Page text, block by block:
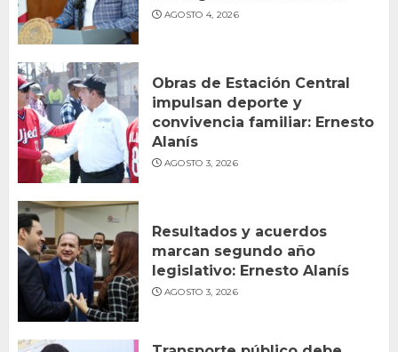
AGOSTO 4, 2026
Obras de Estación Central
impulsan deporte y
convivencia familiar: Ernesto
Alanís
AGOSTO 3, 2026
Resultados y acuerdos
marcan segundo año
legislativo: Ernesto Alanís
AGOSTO 3, 2026